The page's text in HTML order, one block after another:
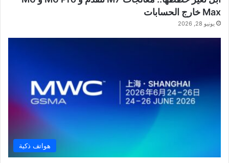
Max خارج الحسابات
يونيو 28, 2026
هواتف ذكية